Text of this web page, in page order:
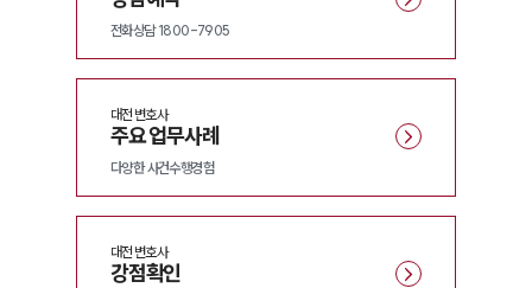
전화상담 1800-7905
대전 변호사
주요 업무사례
다양한 사건수행경험
대전 변호사
강점확인